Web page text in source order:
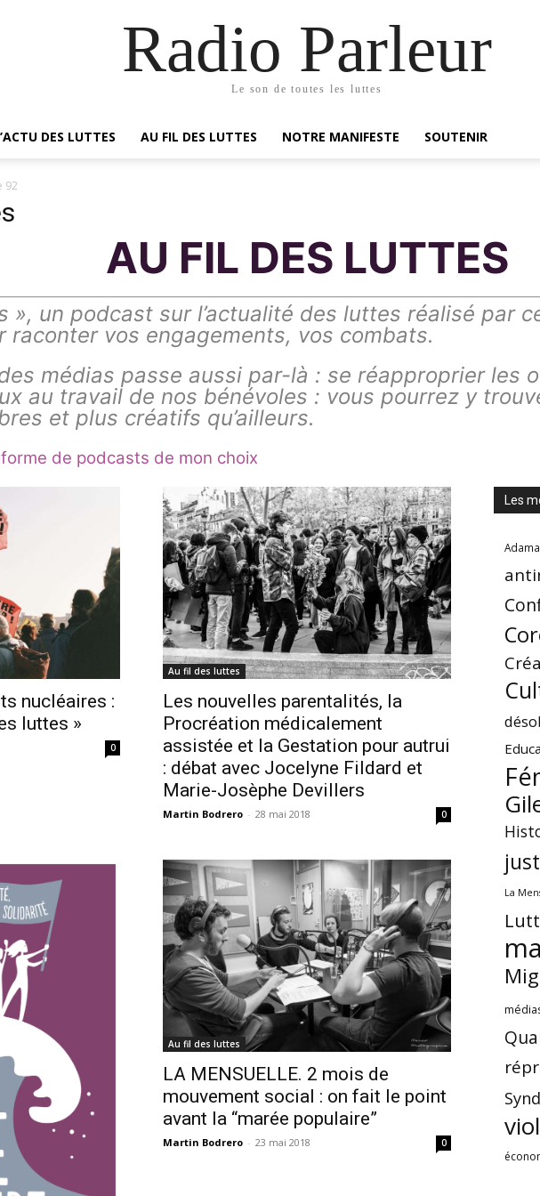
Radio Parleur
Le son de toutes les luttes
DES LUTTES AU FIL DES LUTTES NOTRE MANIFESTE SOUTENIR
92
AU FIL DES LUTTES
», un podcast sur l’actualité des luttes réalisé par
raconter vos engagements, vos combats.
médias passe aussi par-là : se réapproprier les
au travail de nos bénévoles : vous pourrez y
et plus créatifs qu’ailleurs.
de podcasts de mon choix
nucléaires :
luttes »
0
Au fil des luttes
Les nouvelles parentalités, la
Procréation médicalement
assistée et la Gestation pour autrui
: débat avec Jocelyne Fildard et
Marie-Josèphe Devillers
Martin Bodrero - 28 mai 2018 0
Au fil des luttes
LA MENSUELLE. 2 mois de
mouvement social : on fait le point
avant la “marée populaire”
Martin Bodrero - 23 mai 2018 0
Les
La